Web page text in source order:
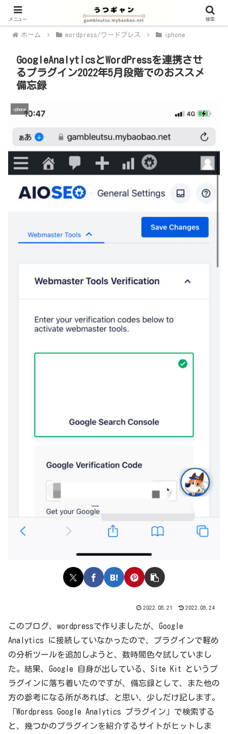
ホーム wordpress/ワードプレス iphone
GoogleAnalyticsとWordPressを連携させ
るプラグイン2022年5月段階でのおススメ
備忘録
iphone
2022.05.21 2022.05.24
このブログ、wordpressで作りましたが、Google
Analytics に接続していなかったので、プラグインで軽め
の分析ツールを追加しようと、数時間色々試していまし
た。結果、Google 自身が出している、Site Kit というプ
ラグインに落ち着いたのですが、備忘録として、また他の
方の参考になる所があれば、と思い、少しだけ記します。
「Wordpress Google Analytics プラグイン」で検索する
と、幾つかのプラグインを紹介するサイトがヒットしま
メニュー 検索